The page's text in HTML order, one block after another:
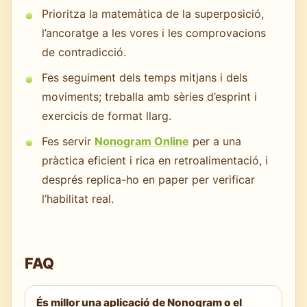
Prioritza la matemàtica de la superposició,
l’ancoratge a les vores i les comprovacions
de contradicció.
Fes seguiment dels temps mitjans i dels
moviments; treballa amb sèries d’esprint i
exercicis de format llarg.
Fes servir Nonogram Online per a una
pràctica eficient i rica en retroalimentació, i
després replica-ho en paper per verificar
l’habilitat real.
FAQ
És millor una aplicació de Nonogram o el